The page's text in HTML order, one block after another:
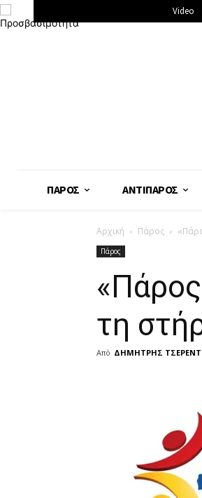
Video
ΠΆΡΟΣ ΑΝΤΊΠΑΡΟΣ
Αρχική Πάρος
Πάρος
τη
Από ΔΗΜΗΤΡΗΣ